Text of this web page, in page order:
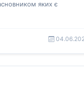
яких є